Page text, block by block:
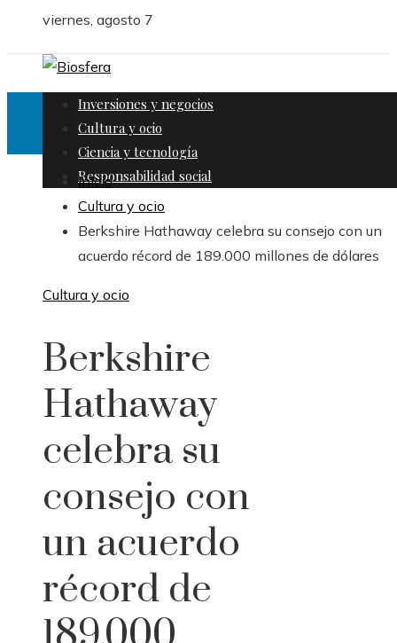
viernes, agosto 7
Inversiones y negocios
Cultura y ocio
Ciencia y tecnología
Responsabilidad social
Inicio
Cultura y ocio
Berkshire Hathaway celebra su consejo con un
acuerdo récord de 189.000 millones de dólares
Cultura y ocio
Berkshire
Hathaway
celebra su
consejo con
un acuerdo
récord de